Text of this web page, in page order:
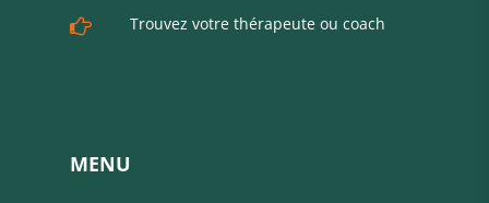
Trouvez votre thérapeute ou coach
MENU